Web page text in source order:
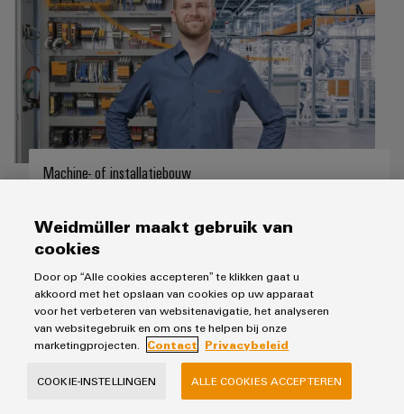
Machine- of installatiebouw
prestaties voor u. Of het nu bijvoorbeeld gaat om
buffermodules voor systemen in continubedrijf of ons
maxGUARD-lastbewakingssysteem voor machinale
gereedschappen. Altijd vermogen op maat.
Weidmüller maakt gebruik van
cookies
Door op “Alle cookies accepteren” te klikken gaat u
akkoord met het opslaan van cookies op uw apparaat
voor het verbeteren van websitenavigatie, het analyseren
van websitegebruik en om ons te helpen bij onze
marketingprojecten.
Contact Privacybeleid
COOKIE-INSTELLINGEN ALLE COOKIES ACCEPTEREN